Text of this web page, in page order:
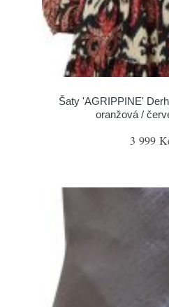
Šaty 'AGRIPPINE'
oranžová /
3 999